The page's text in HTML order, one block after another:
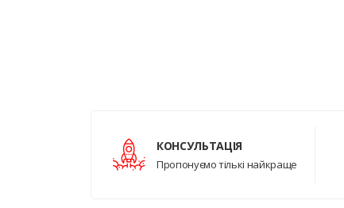
КОНСУЛЬТАЦІЯ
Пропонуємо тількі найкраще